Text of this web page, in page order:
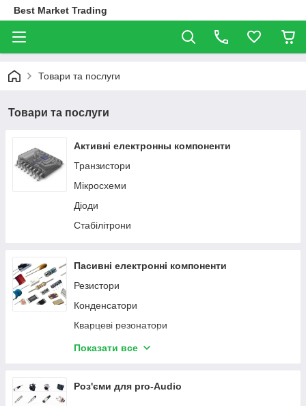
Best Market Trading
Товари та послуги
Товари та послуги
Активні електронны компоненти
Транзистори
Мікросхеми
Діоди
Стабілітрони
Пасивні електронні компоненти
Резистори
Конденсатори
Кварцеві резонатори
Запобіжники
Показати все
Роз'єми для pro-Audio